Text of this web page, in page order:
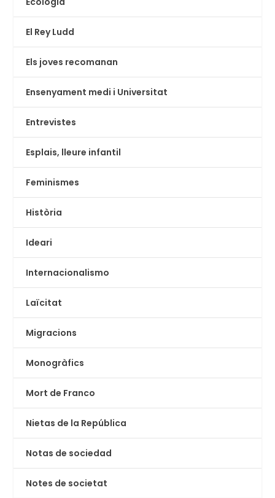
El Rey Ludd
Els joves recomanan
Ensenyament medi i Universitat
Entrevistes
Esplais, lleure infantil
Feminismes
Història
Ideari
Internacionalismo
Laïcitat
Migracions
Monogràfics
Mort de Franco
Nietas de la República
Notas de sociedad
Notes de societat